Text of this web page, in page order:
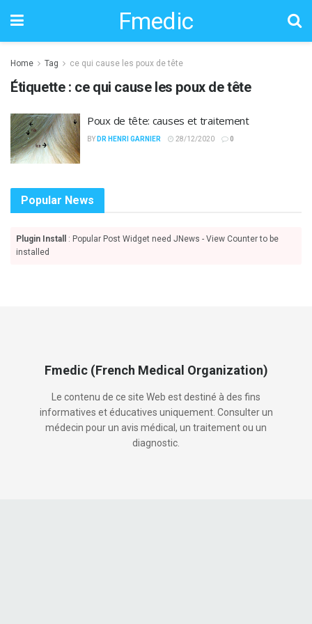
Fmedic
Home Tag ce qui cause les poux de tête
Étiquette : ce qui cause les poux de tête
Poux de tête: causes et traitement
BY DR HENRI GARNIER 28/12/2020 0
Popular News
Plugin Install
: Popular Post Widget need JNews - View Counter to be
installed
Fmedic (French Medical Organization)
Le contenu de ce site Web est destiné à des fins
informatives et éducatives uniquement. Consulter un
médecin pour un avis médical, un traitement ou un
diagnostic.